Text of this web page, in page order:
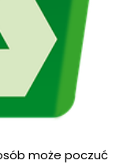
może poczuć